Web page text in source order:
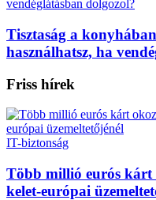
Tisztaság a
használhatsz, ha
Friss hírek
IT-biztonság
Több millió eurós
kelet-európai